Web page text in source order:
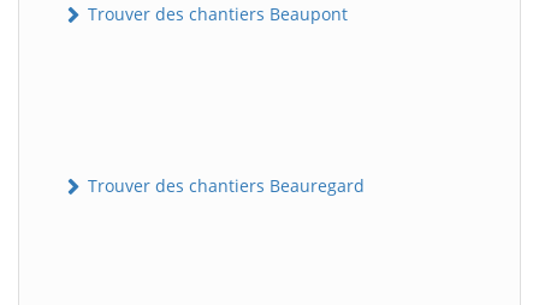
Trouver des chantiers Beaupont
Trouver des chantiers Beauregard